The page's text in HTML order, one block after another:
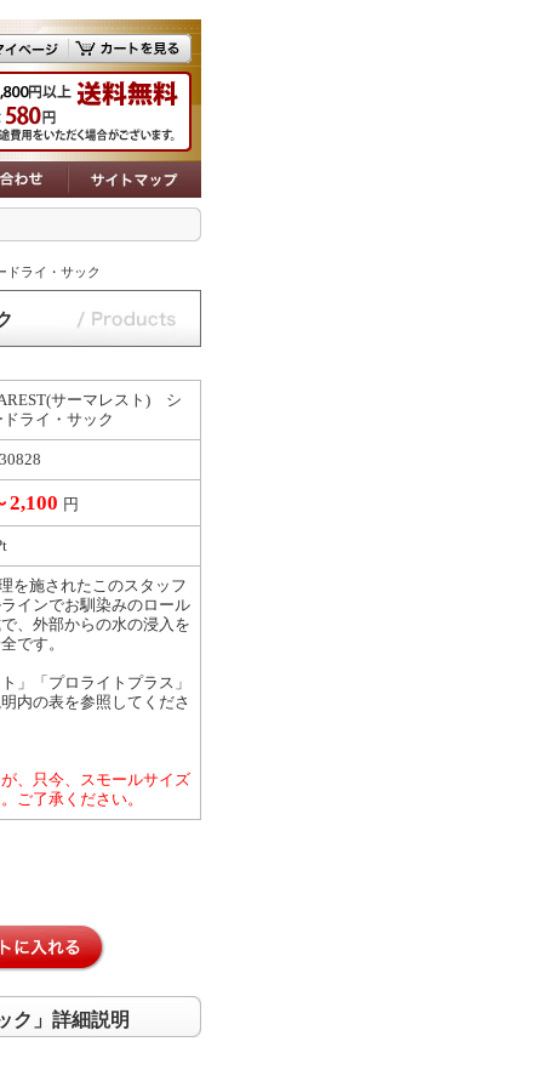
ライ・サック
サーマレスト) シ
ライ・サック
2,100 円
を施されたこのスタッフ
インでお馴染みのロール
、外部からの水の浸入を
です。
」「プロライトプラス」
内の表を参照してくださ
、只今、スモールサイズ
ご了承ください。
ク」詳細説明